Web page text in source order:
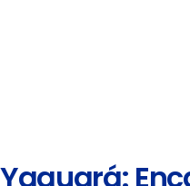
Yaguará: